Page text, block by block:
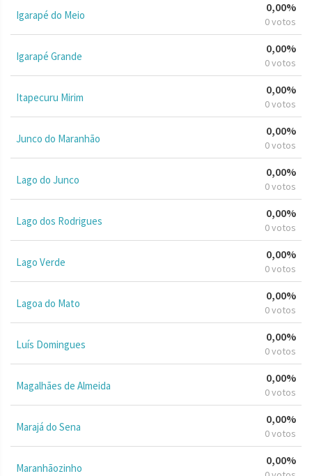
Igarapé do Meio
0,00%
0 votos
Igarapé Grande
0,00%
0 votos
Itapecuru Mirim
0,00%
0 votos
Junco do Maranhão
0,00%
0 votos
Lago do Junco
0,00%
0 votos
Lago dos Rodrigues
0,00%
0 votos
Lago Verde
0,00%
0 votos
Lagoa do Mato
0,00%
0 votos
Luís Domingues
0,00%
0 votos
Magalhães de Almeida
0,00%
0 votos
Marajá do Sena
0,00%
0 votos
Maranhãozinho
0,00%